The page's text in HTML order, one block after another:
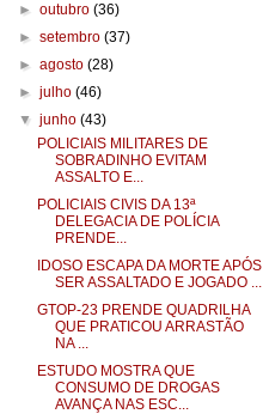
►outubro(36)
►setembro(37)
►agosto(28)
►julho(46)
▼junho(43)
POLICIAIS MILITARES DE
SOBRADINHO EVITAM
ASSALTO E...
POLICIAIS CIVIS DA 13ª
DELEGACIA DE POLÍCIA
PRENDE...
IDOSO ESCAPA DA MORTE APÓS
SER ASSALTADO E JOGADO ...
GTOP-23 PRENDE QUADRILHA
QUE PRATICOU ARRASTÃO
NA ...
ESTUDO MOSTRA QUE
CONSUMO DE DROGAS
AVANÇA NAS ESC...